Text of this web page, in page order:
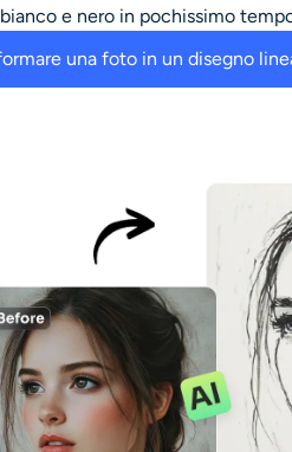
e nero in pochissimo
una foto in un disegno